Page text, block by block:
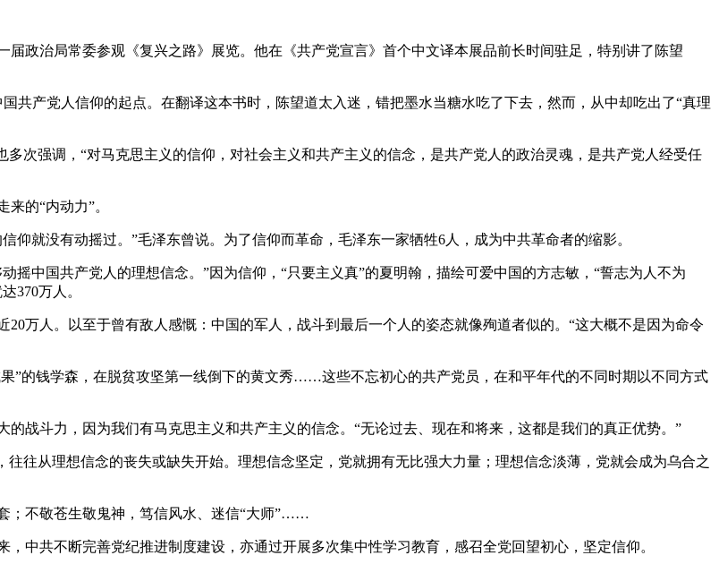
政治局常委参观《复兴之路》展览。他在《共产党宣言》首个中文译本展品前长时间驻足，特别讲了陈望
产党人信仰的起点。在翻译这本书时，陈望道太入迷，错把墨水当糖水吃了下去，然而，从中却吃出了“真理
强调，“对马克思主义的信仰，对社会主义和共产主义的信念，是共产党人的政治灵魂，是共产党人经受任
的“内动力”。
就没有动摇过。”毛泽东曾说。为了信仰而革命，毛泽东一家牺牲6人，成为中共革命者的缩影。
中国共产党人的理想信念。”因为信仰，“只要主义真”的夏明翰，描绘可爱中国的方志敏，“誓志为人不为
370万人。
万人。以至于曾有敌人感慨：中国的军人，战斗到最后一个人的姿态就像殉道者似的。“这大概不是因为命令
的钱学森，在脱贫攻坚第一线倒下的黄文秀……这些不忘初心的共产党员，在和平年代的不同时期以不同方式
斗力，因为我们有马克思主义和共产主义的信念。“无论过去、现在和将来，这都是我们的真正优势。”
从理想信念的丧失或缺失开始。理想信念坚定，党就拥有无比强大力量；理想信念淡薄，党就会成为乌合之
不敬苍生敬鬼神，笃信风水、迷信“大师”……
共不断完善党纪推进制度建设，亦通过开展多次集中性学习教育，感召全党回望初心，坚定信仰。